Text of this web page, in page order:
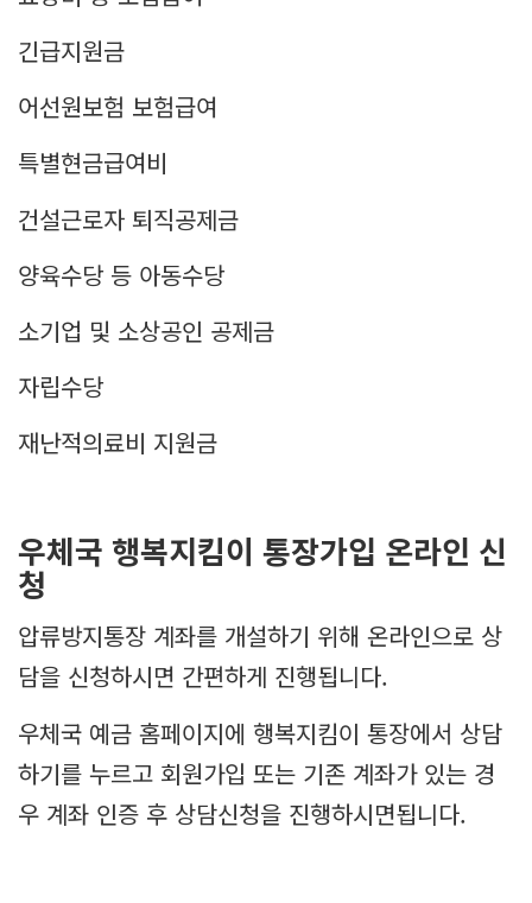
긴급지원금
어선원보험 보험급여
특별현금급여비
건설근로자 퇴직공제금
양육수당 등 아동수당
소기업 및 소상공인 공제금
자립수당
재난적의료비 지원금
우체국 행복지킴이 통장가입 온라인 신
청
압류방지통장 계좌를 개설하기 위해 온라인으로 상
담을 신청하시면 간편하게 진행됩니다.
우체국 예금 홈페이지에 행복지킴이 통장에서 상담
하기를 누르고 회원가입 또는 기존 계좌가 있는 경
우 계좌 인증 후 상담신청을 진행하시면됩니다.